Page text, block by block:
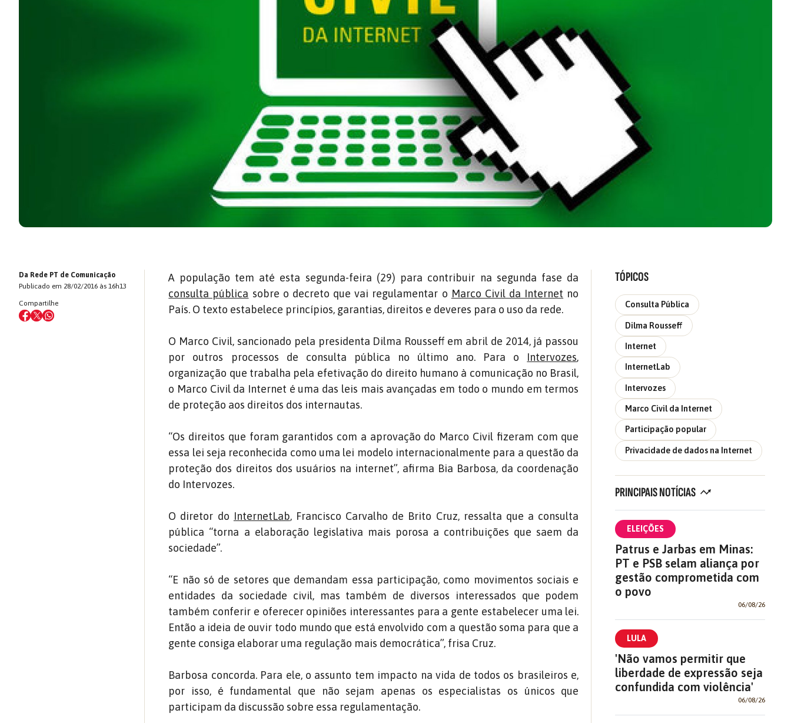
Da Rede PT de Comunicação
Publicado em 28/02/2016 às 16h13
Compartilhe
A população tem até esta segunda-feira (29) para contribuir na segunda fase da
consulta pública sobre o decreto que vai regulamentar o Marco Civil da Internet no
País. O texto estabelece princípios, garantias, direitos e deveres para o uso da rede.
O Marco Civil, sancionado pela presidenta Dilma Rousseff em abril de 2014, já passou
por outros processos de consulta pública no último ano. Para o Intervozes,
organização que trabalha pela efetivação do direito humano à comunicação no Brasil,
o Marco Civil da Internet é uma das leis mais avançadas em todo o mundo em termos
de proteção aos direitos dos internautas.
“Os direitos que foram garantidos com a aprovação do Marco Civil fizeram com que
essa lei seja reconhecida como uma lei modelo internacionalmente para a questão da
proteção dos direitos dos usuários na internet”, afirma Bia Barbosa, da coordenação
do Intervozes.
O diretor do InternetLab, Francisco Carvalho de Brito Cruz, ressalta que a consulta
pública “torna a elaboração legislativa mais porosa a contribuições que saem da
sociedade”.
“E não só de setores que demandam essa participação, como movimentos sociais e
entidades da sociedade civil, mas também de diversos interessados que podem
também conferir e oferecer opiniões interessantes para a gente estabelecer uma lei.
Então a ideia de ouvir todo mundo que está envolvido com a questão soma para que a
gente consiga elaborar uma regulação mais democrática”, frisa Cruz.
Barbosa concorda. Para ele, o assunto tem impacto na vida de todos os brasileiros e,
por isso, é fundamental que não sejam apenas os especialistas os únicos que
participam da discussão sobre essa regulamentação.
TÓPICOS
Consulta Pública
Dilma Rousseff
Internet
InternetLab
Intervozes
Marco Civil da Internet
Participação popular
Privacidade de dados na Internet
PRINCIPAIS NOTÍCIAS
ELEIÇÕES
Patrus e Jarbas em Minas:
PT e PSB selam aliança por
gestão comprometida com
o povo
06/08/26
LULA
'Não vamos permitir que
liberdade de expressão seja
confundida com violência'
06/08/26